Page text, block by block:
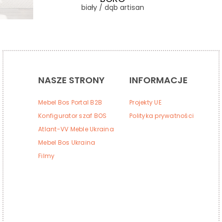
biały / dąb artisan
NASZE STRONY
Mebel Bos Portal B2B
Konfigurator szaf BOS
Atlant-VV Meble Ukraina
Mebel Bos Ukraina
Filmy
INFORMACJE
Projekty UE
Polityka prywatności